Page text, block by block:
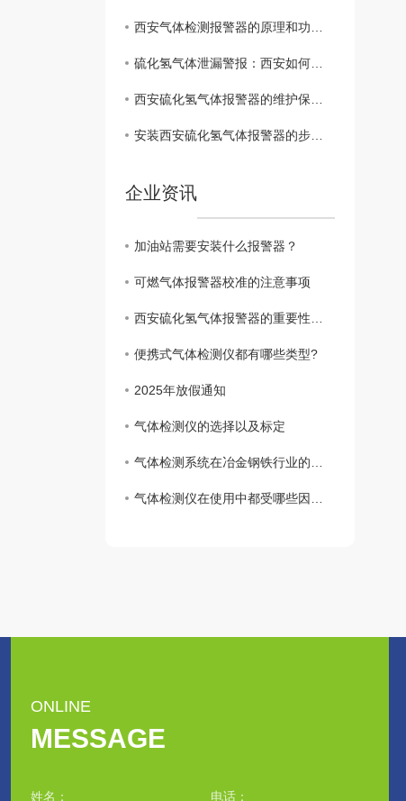
西安气体检测报警器的原理和功能解析
硫化氢气体泄漏警报：西安如何提高 意识
西安硫化氢气体报警器的维护保养指南
安装西安硫化氢气体报警器的步骤与注意事项
企业资讯
加油站需要安装什么报警器？
可燃气体报警器校准的注意事项
西安硫化氢气体报警器的重要性与功能
便携式气体检测仪都有哪些类型?
2025年放假通知
气体检测仪的选择以及标定
气体检测系统在冶金钢铁行业的应用
气体检测仪在使用中都受哪些因素影响？
ONLINE
MESSAGE